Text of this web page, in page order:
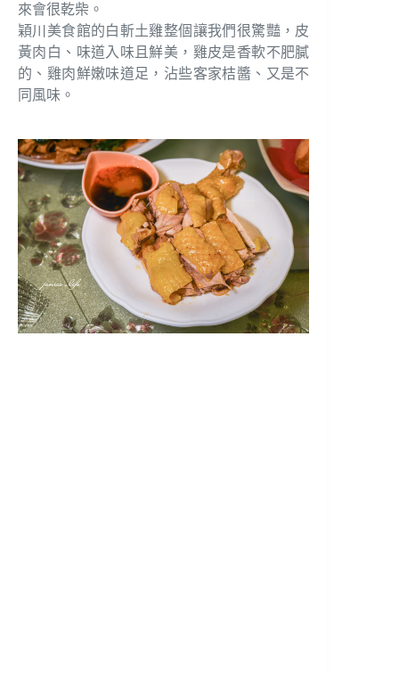
來會很乾柴。
穎川美食館的白斬土雞整個讓我們很驚豔，皮
黃肉白、味道入味且鮮美，雞皮是香軟不肥膩
的、雞肉鮮嫩味道足，沾些客家桔醬、又是不
同風味。